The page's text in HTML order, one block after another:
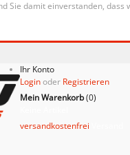
Sie damit einverstanden, dass
Ihr Konto
Loginoder Registrieren
Mein Warenkorb(0)
versandkostenfrei